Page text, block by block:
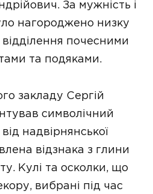
За мужність і
нагороджено низку
відділення почесними
та подяками.
закладу Сергій
символічний
надвірнянської
відзнака з глини
Кулі та осколки, що
вибрані під час